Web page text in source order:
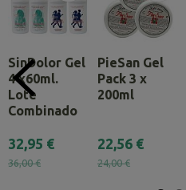
SinDolor Gel
4 x60ml.
Lote
Combinado
32,95 €
36,00 €
PieSan Gel
Pack 3 x
200ml
22,56 €
24,00 €